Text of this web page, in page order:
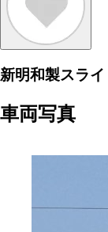
新明和製スラ
車両写真